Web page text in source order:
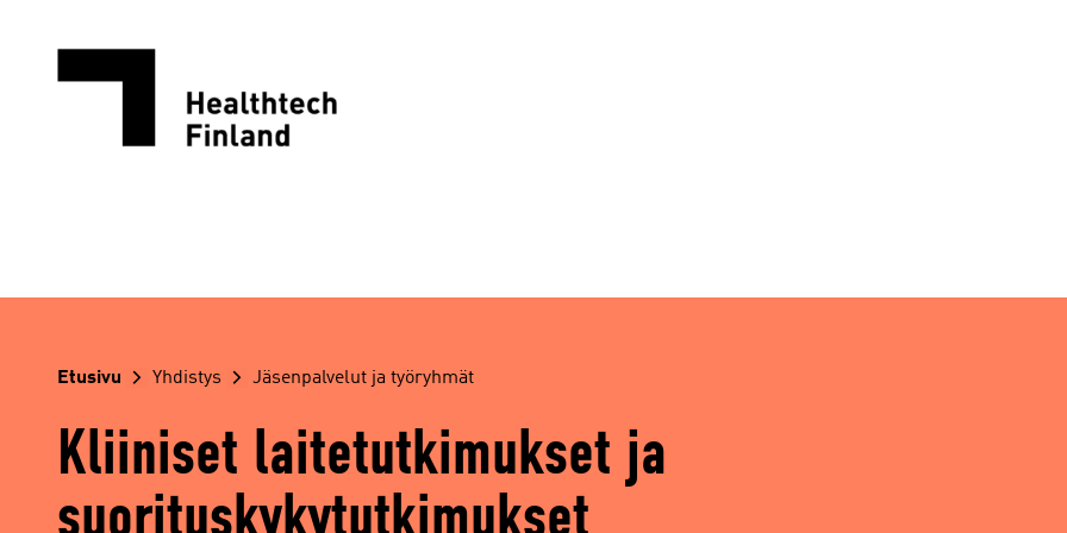
Etusivu Yhdistys Jäsenpalvelut ja työryhmät
Kliiniset laitetutkimukset ja
suorituskykytutkimukset